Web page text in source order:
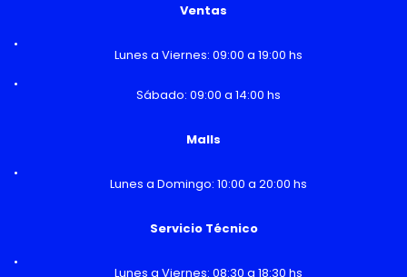
Ventas
Lunes a Viernes: 09:00 a 19:00 hs
Sábado: 09:00 a 14:00 hs
Malls
Lunes a Domingo: 10:00 a 20:00 hs
Servicio Técnico
Lunes a Viernes: 08:30 a 18:30 hs